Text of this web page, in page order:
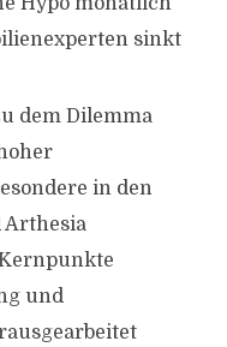
sinkt
dem Dilemma
in den
Arthesia
und